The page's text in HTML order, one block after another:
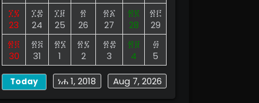
፲፯
23
፲፰
24
፲፱
25
፳
26
፳፩
27
፳፪
28
፳፫
29
፳፬
30
፳፭
31
፳፮
1
፳፯
2
፳፰
3
፳፱
4
፴
5
Aug 7, 2026
ነሐ 1, 2018
Today